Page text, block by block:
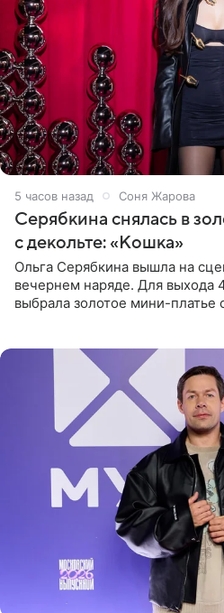
5 часов назад Соня Жарова
Серябкина снялась в
с декольте: «Кошка»
Ольга Серябкина вышла на
вечернем наряде. Для выхода
выбрала золотое мини-платье